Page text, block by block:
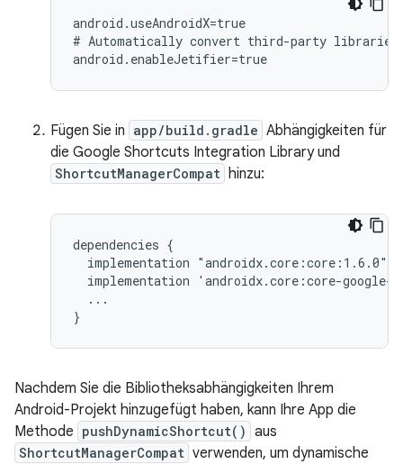
android.useAndroidX=true
# Automatically convert third-party libraries
Fügen Sie in app/build.gradle Abhängigkeiten für
die Google Shortcuts Integration Library und
ShortcutManagerCompat hinzu:
dependencies
implementation
implementation
...
Nachdem Sie die Bibliotheksabhängigkeiten Ihrem
Android-Projekt hinzugefügt haben, kann Ihre App die
Methode pushDynamicShortcut() aus
ShortcutManagerCompat verwenden, um dynamische